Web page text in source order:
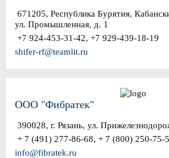
671205, Республика Бурятия,
ул. Промышленная, д. 1
+7 924-453-31-42, +7 929-439-18-19
shifer-rf@teamlit.ru
ООО "Фибратек"
390028, г. Рязань, ул.
+ 7 (491) 277-86-68, + 7 (800) 250-75-
info@fibratek.ru